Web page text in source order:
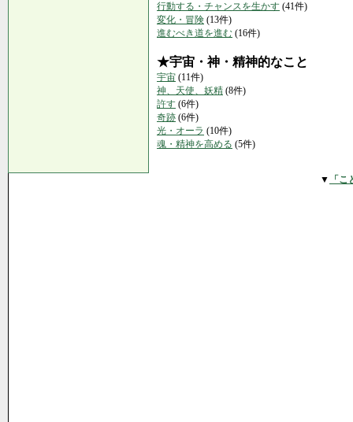
行動する・チャンスを生かす (41件)
変化・冒険 (13件)
進むべき道を進む (16件)
★宇宙・神・精神的なこと
宇宙 (11件)
神、天使、妖精 (8件)
許す (6件)
奇跡 (6件)
光・オーラ (10件)
魂・精神を高める (5件)
▼ 「